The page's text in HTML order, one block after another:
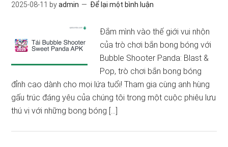
2025-08-11 byadmin Để lại một bình luận
Đắm mình vào thế giới vui nhộn
của trò chơi bắn bong bóng với
Bubble Shooter Panda: Blast &
Pop, trò chơi bắn bong bóng
đỉnh cao dành cho mọi lứa tuổi! Tham gia cùng anh hùng
gấu trúc đáng yêu của chúng tôi trong một cuộc phiêu lưu
thú vị với những bong bóng […]